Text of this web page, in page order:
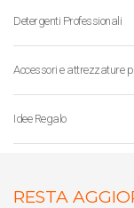
Detergenti Professionali
Accessori e attrezzature
Idee Regalo
RESTA